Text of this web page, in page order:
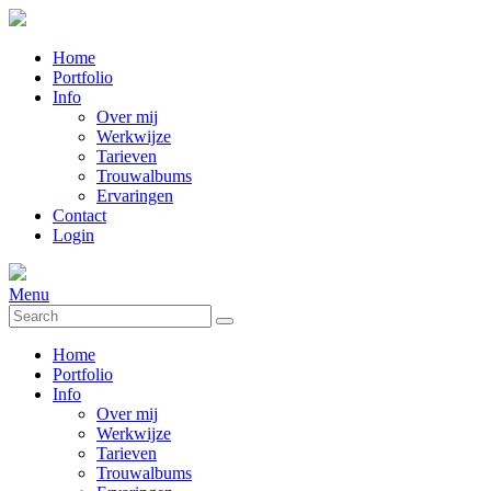
Home
Portfolio
Info
Over mij
Werkwijze
Tarieven
Trouwalbums
Ervaringen
Contact
Login
Menu
Home
Portfolio
Info
Over mij
Werkwijze
Tarieven
Trouwalbums